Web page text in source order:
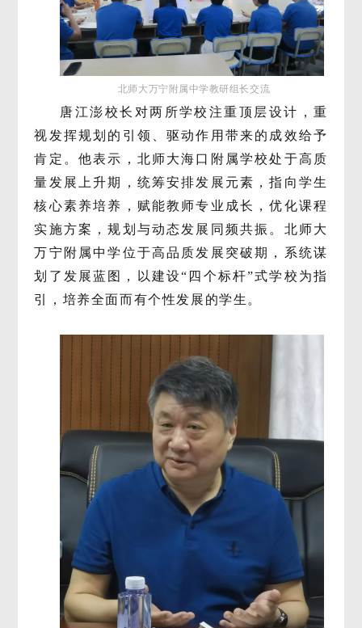
北师大万宁附属中学教研组长交流
唐江澎校长对两所学校注重顶层设计，重
视发挥规划的引领、驱动作用带来的成效给予
肯定。他表示，北师大海口附属学校处于高质
量发展上升期，统筹安排发展元素，指向学生
核心素养培养，赋能教师专业成长，优化课程
实施方案，规划与动态发展同频共振。北师大
万宁附属中学位于高品质发展突破期，系统谋
划了发展蓝图，以建设“四个标杆”式学校为指
引，培养全面而有个性发展的学生。